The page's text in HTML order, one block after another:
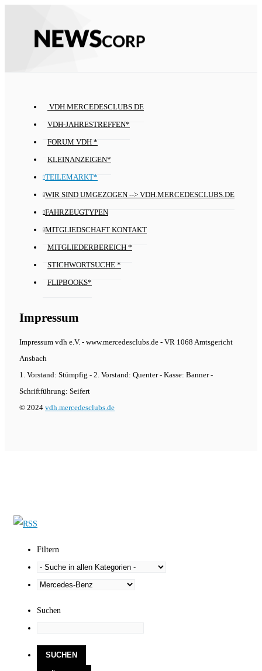
VDH.MERCEDESCLUBS.DE
VDH-JAHRESTREFFEN*
FORUM VDH *
KLEINANZEIGEN*
TEILEMARKT*
WIR SIND UMGEZOGEN --> VDH.MERCEDESCLUBS.DE
FAHRZEUGTYPEN
MITGLIEDSCHAFT KONTAKT
MITGLIEDERBEREICH *
STICHWORTSUCHE *
FLIPBOOKS*
Impressum
Impressum vdh e.V. - www.mercedesclubs.de - VR 1068 Amtsgericht
Ansbach
1. Vorstand: Stümpfig - 2. Vorstand: Quenter - Kasse: Banner -
Schriftführung: Seifert
© 2024 vdh.mercedesclubs.de
Filtern
Suchen